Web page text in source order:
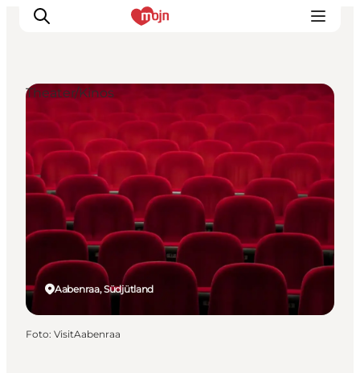
Erlebnisse
Städte und Regionen
Events
Übernachtung
Plane deine Reise
Booking
Aabenraa, Südjütland
Theater/Kinos
Foto: VisitAabenraa